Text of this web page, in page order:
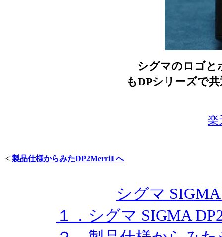
シグマのロゴと
もDPシリーズで
楽
< 製品仕様からみたDP2Merrill へ
シグマ
１．シグマ SIGMA